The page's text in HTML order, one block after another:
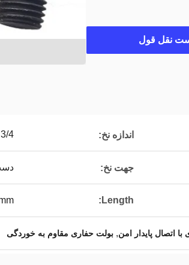
نقل قول
اندازه نخ: 4 "
جهت نخ:
Length:
اتصال پایدار امن, بولت حفاری مقاوم به خوردگی